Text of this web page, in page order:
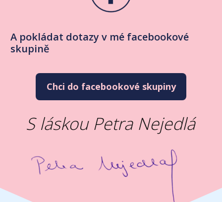
A pokládat dotazy v mé facebookové
skupině
Chci do facebookové skupiny
S láskou Petra Nejedlá